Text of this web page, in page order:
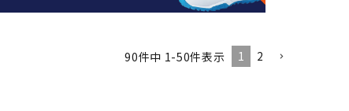
イク・シューズ
テニスバッグ
キャップ・バイザー
サンバイザー
90件中 1-50件表示 1 2